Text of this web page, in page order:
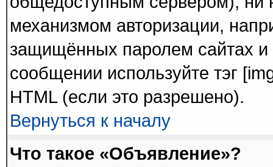
механизмом авторизации,
защищённых паролем сайтах и
сообщении используйте тэг
HTML (если это разрешено).
Вернуться к началу
Что такое «Объявление»?